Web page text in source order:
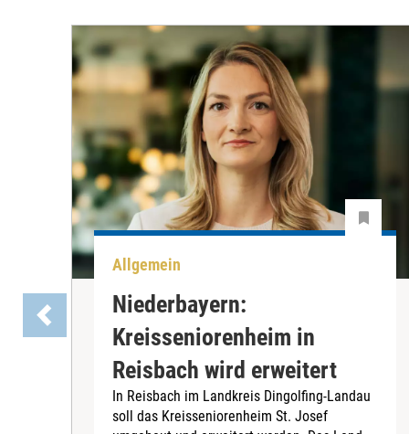
Allgemein
Niederbayern:
Kreisseniorenheim in
Reisbach wird erweitert
In Reisbach im Landkreis Dingolfing-Landau
soll das Kreisseniorenheim St. Josef